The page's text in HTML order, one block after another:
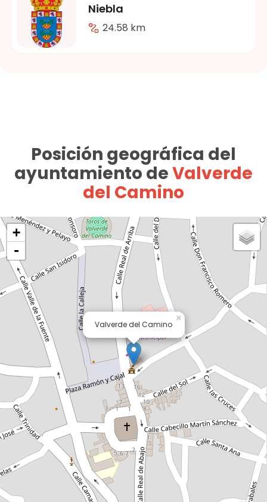
Niebla
24.58 km
Posición geográfica del
ayuntamiento deValverde
del Camino
×
Valverde del Camino
+
-